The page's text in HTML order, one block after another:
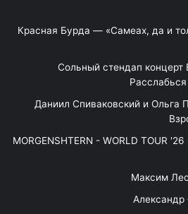
Красная Бурда — «Самеах, да и
"Сольный стендап
"Даниил Спиваковский и Ольга
MORGENSHTERN - WORLD TOUR
Максим
Александр